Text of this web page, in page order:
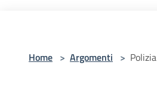
Home > Argomenti > Polizia